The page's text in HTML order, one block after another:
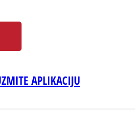
APLIKACIJU